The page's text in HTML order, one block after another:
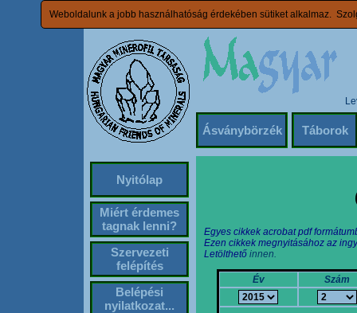
Weboldalunk a jobb használhatóság érdekében sütiket alkalmaz.
Ásványbörzék Táborok
Nyitólap
Miért érdemes
tagnak lenni?
Szervezeti
felépítés
Belépési
nyilatkozat...
Egyes cikkek acrobat pdf
Ezen cikkek megnyitásához az
Letölthető innen.
Év Szám